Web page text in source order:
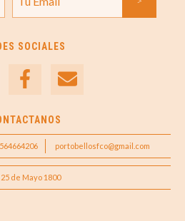
SOCIALES
portobellosfco@gmail.com
de Mayo 1800